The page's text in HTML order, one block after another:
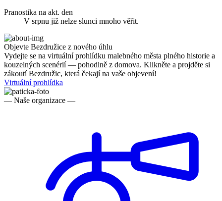
Pranostika na akt. den
V srpnu již nelze slunci mnoho věřit.
Objevte Bezdružice z nového úhlu
Vydejte se na virtuální prohlídku malebného města plného historie a
kouzelných scenérií — pohodlně z domova. Klikněte a projděte si
zákoutí Bezdružic, která čekají na vaše objevení!
Virtuální prohlídka
— Naše organizace —